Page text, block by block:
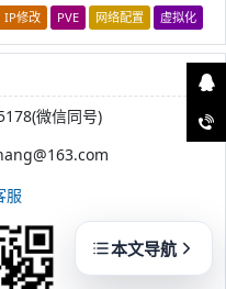
IP修改 PVE 网络配置 虚拟化
微信同号)
服
本文导航